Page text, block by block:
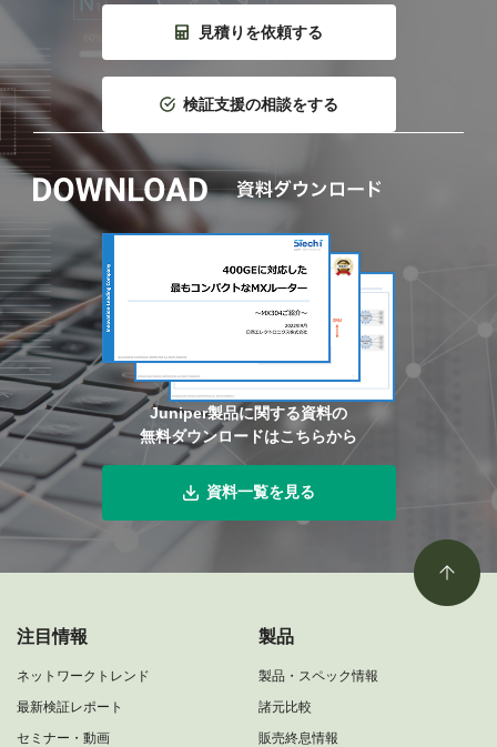
見積りを依頼する
検証支援の相談をする
Juniper製品に関する資料の
無料ダウンロードはこちらから
資料一覧を見る
注目情報
ネットワークトレンド
最新検証レポート
セミナー・動画
製品
製品・スペック情報
諸元比較
販売終息情報